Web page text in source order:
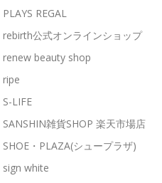
PLAYS REGAL
rebirth公式オンラインショップ
renew beauty shop
ripe
S-LIFE
SANSHIN雑貨SHOP 楽天市場店
SHOE・PLAZA(シュープラザ)
sign white